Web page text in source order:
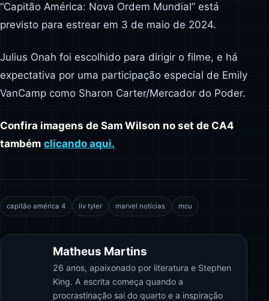
“Capitão América: Nova Ordem Mundial” está
previsto para estrear em 3 de maio de 2024.
Julius Onah foi escolhido para dirigir o filme, e há
expectativa por uma participação especial de Emily
VanCamp como Sharon Carter/Mercador do Poder.
Confira imagens de Sam Wilson no set de CA4
também clicando aqui.
capitão américa 4 liv tyler marvel notícias mcu
Matheus Martins
26 anos, apaixonado por literatura e Stephen
King. A escrita começa quando a
procrastinação sai do quarto e a inspiração